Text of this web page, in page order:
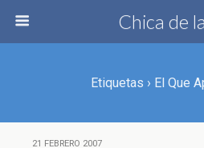
Chica de
Etiquetas › El Que
21 FEBRERO 2007